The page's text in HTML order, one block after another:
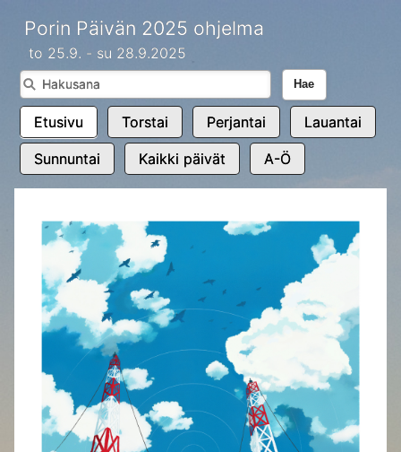
Porin Päivän 2025 ohjelma
to 25.9. - su 28.9.2025
Hae
Etusivu Torstai Perjantai Lauantai
Sunnuntai Kaikki päivät A-Ö